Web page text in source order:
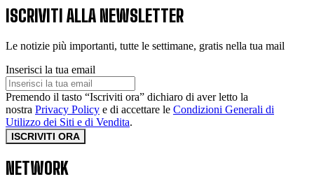
ISCRIVITI ALLA NEWSLETTER
Le notizie più importanti, tutte le settimane, gratis nella tua mail
Inserisci la tua email
Premendo il tasto “Iscriviti ora” dichiaro di aver letto la
nostra Privacy Policy e di accettare le Condizioni Generali di
Utilizzo dei Siti e di Vendita.
ISCRIVITI ORA
NETWORK